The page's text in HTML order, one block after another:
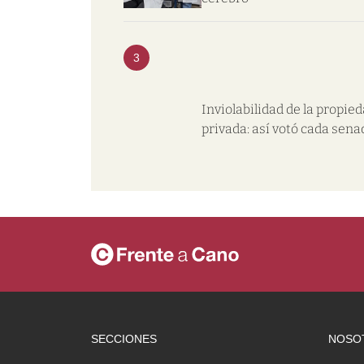
3
Inviolabilidad de la
privada: así votó cada
SECCIONES